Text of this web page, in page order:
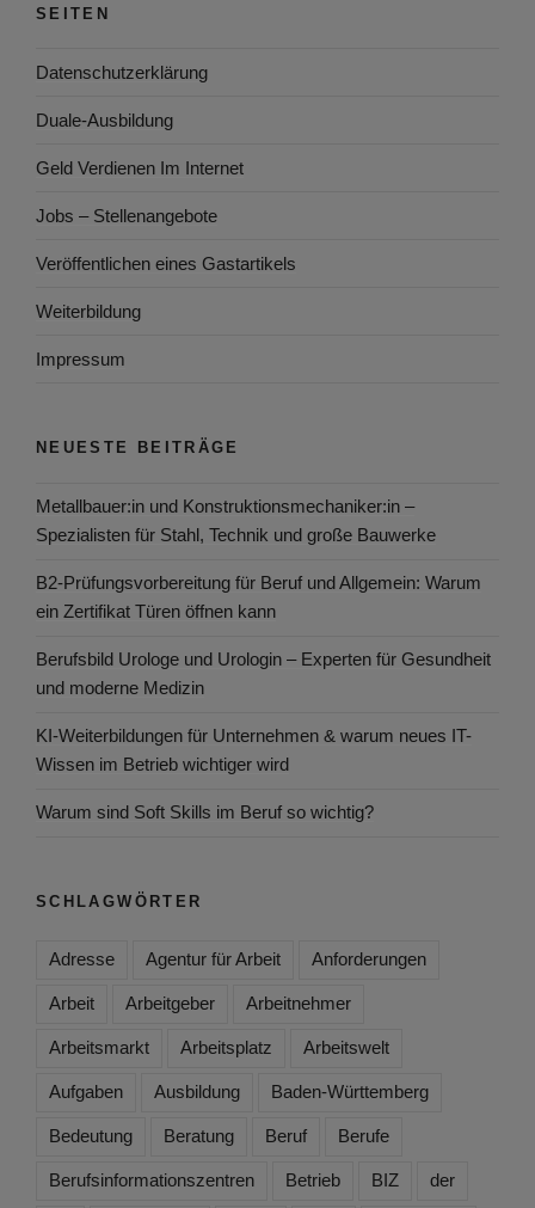
SEITEN
Datenschutzerklärung
Duale-Ausbildung
Geld Verdienen Im Internet
Jobs – Stellenangebote
Veröffentlichen eines Gastartikels
Weiterbildung
Impressum
NEUESTE BEITRÄGE
Metallbauer:in und Konstruktionsmechaniker:in –
Spezialisten für Stahl, Technik und große Bauwerke
B2-Prüfungsvorbereitung für Beruf und Allgemein: Warum
ein Zertifikat Türen öffnen kann
Berufsbild Urologe und Urologin – Experten für Gesundheit
und moderne Medizin
KI-Weiterbildungen für Unternehmen & warum neues IT-
Wissen im Betrieb wichtiger wird
Warum sind Soft Skills im Beruf so wichtig?
SCHLAGWÖRTER
Adresse Agentur für Arbeit Anforderungen
Arbeit Arbeitgeber Arbeitnehmer
Arbeitsmarkt Arbeitsplatz Arbeitswelt
Aufgaben Ausbildung Baden-Württemberg
Bedeutung Beratung Beruf Berufe
Berufsinformationszentren Betrieb BIZ der